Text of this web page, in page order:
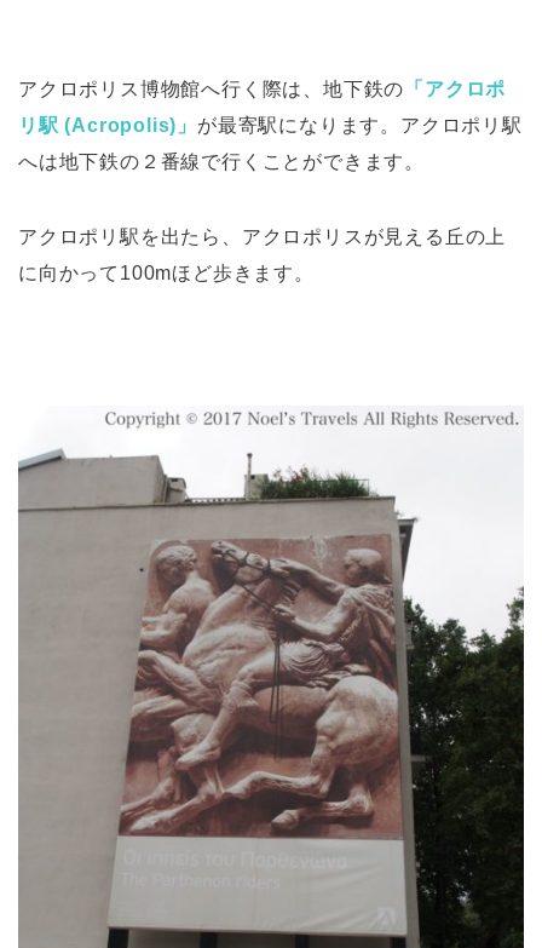
アクロポリス博物館へ行く際は、地下鉄の 「アクロポ
リ駅 (Acropolis)」 が最寄駅になります。アクロポリ駅
へは地下鉄の２番線で行くことができます。
アクロポリ駅を出たら、アクロポリスが見える丘の上
に向かって100mほど歩きます。